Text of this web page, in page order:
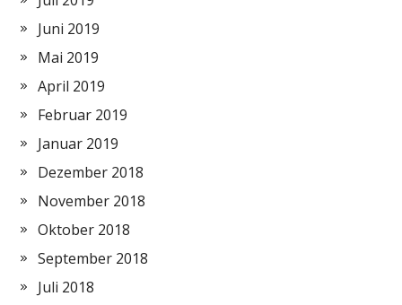
Juni 2019
Mai 2019
April 2019
Februar 2019
Januar 2019
Dezember 2018
November 2018
Oktober 2018
September 2018
Juli 2018